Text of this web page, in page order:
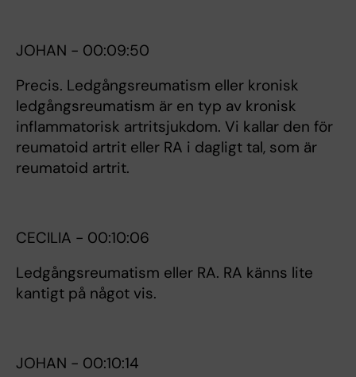
JOHAN - 00:09:50
Precis. Ledgångsreumatism eller kronisk
ledgångsreumatism är en typ av kronisk
inflammatorisk artritsjukdom. Vi kallar den för
reumatoid artrit eller RA i dagligt tal, som är
reumatoid artrit.
CECILIA - 00:10:06
Ledgångsreumatism eller RA. RA känns lite
kantigt på något vis.
JOHAN - 00:10:14